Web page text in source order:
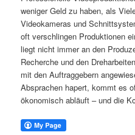
weniger Geld zu haben, als
Videokameras und
oft verschlingen Produktionen
liegt nicht immer an den
Recherche und den
mit den Auftraggebern
Absprachen hapert, kommt es
ökonomisch abläuft – und die